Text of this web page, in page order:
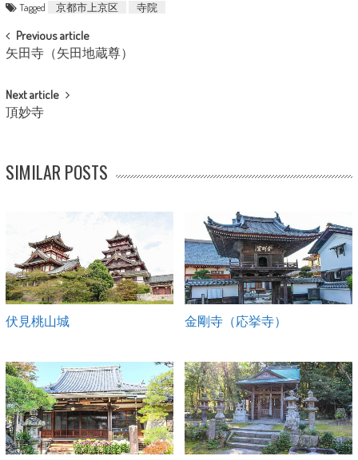
Tagged 京都市上京区 寺院
POST NAVIGATION
Previous article
矢田寺（矢田地蔵尊）
Next article
頂妙寺
SIMILAR POSTS
伏見桃山城 金剛寺（応挙寺）